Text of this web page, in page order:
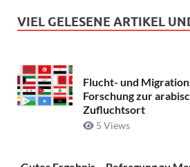
VIEL GELESENE ARTIKEL
Flucht- und
Forschung zur
Zufluchtsort
5 Views